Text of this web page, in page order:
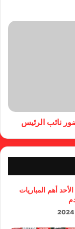
نائب الرئيس
أهم المباريات